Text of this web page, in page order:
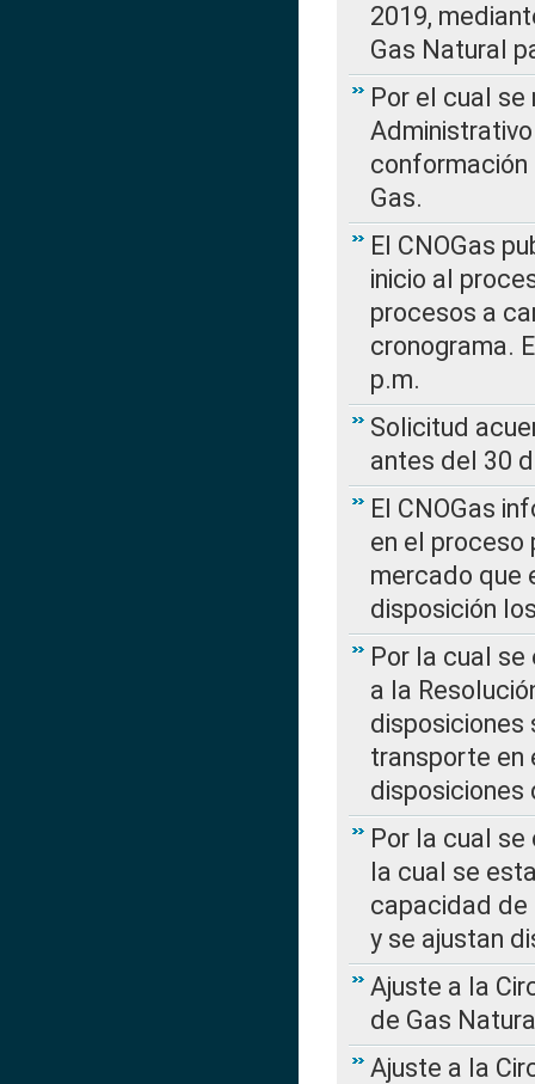
2019,
Gas Natural
Por el cual
conformación
Gas.
El CNOGas
inicio al
procesos a
cronograma.
p.m.
Solicitud
antes del 30
El CNOGas
en el
mercado que
disposición
Por la cual se
a la
disposiciones
transporte en
disposiciones
Por la cual se
la cual se
capacidad de
y se ajustan
Ajuste a la
de Gas
Ajuste a la